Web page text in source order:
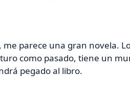
me parece una gran novela.
como pasado, tiene un
pegado al libro.